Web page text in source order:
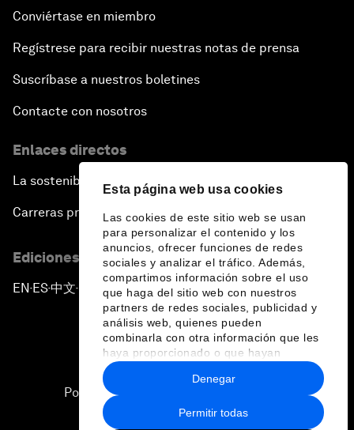
Esta página web usa cookies
Las cookies de este sitio web se usan
para personalizar el contenido y los
anuncios, ofrecer funciones de redes
sociales y analizar el tráfico. Además,
compartimos información sobre el uso
que haga del sitio web con nuestros
partners de redes sociales, publicidad y
análisis web, quienes pueden
combinarla con otra información que les
haya proporcionado o que hayan
recopilado a partir del uso que haya
hecho de sus servicios.
Permitir todas
Denegar
Conviértase en miembro
Regístrese para recibir nuestras notas de prensa
Suscríbase a nuestros boletines
Contacte con nosotros
Enlaces directos
La sostenibilidad en el Foro
Carreras profesionales
Ediciones en otros idiomas
EN ▪ ES▪中文▪ 日本語
Política de privacidad y normas de uso